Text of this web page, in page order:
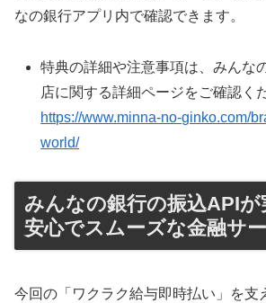
なの銀行アプリ内で確認できます。
特典の詳細や注意事項は、みんな
店に関する詳細ページをご確認く
https://www.minna-no-ginko.com/
world/
みんなの銀行の振込APIが
安心でスムーズな金融サ
今回の「ワクラク給与即時払い」を支